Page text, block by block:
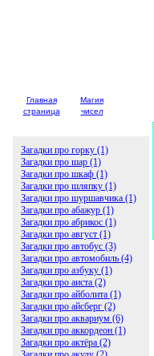
Главная
страница
Магия
чисел
Загадки про горку (1)
Загадки про шар (1)
Загадки про шкаф (1)
Загадки про шляпку (1)
Загадки про шуршавчика (1)
Загадки про абажур (1)
Загадки про абрикос (1)
Загадки про август (1)
Загадки про автобус (3)
Загадки про автомобиль (4)
Загадки про азбуку (1)
Загадки про аиста (2)
Загадки про айболита (1)
Загадки про айсберг (2)
Загадки про аквариум (6)
Загадки про аккордеон (1)
Загадки про актёра (2)